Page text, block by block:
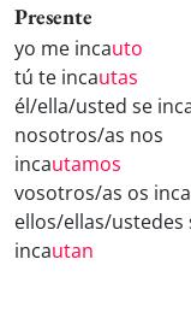
Presente
yo me incauto
tú te incautas
él/ella/usted se
nosotros/as nos
incautamos
vosotros/as os inca
ellos/ellas/ustedes
incautan